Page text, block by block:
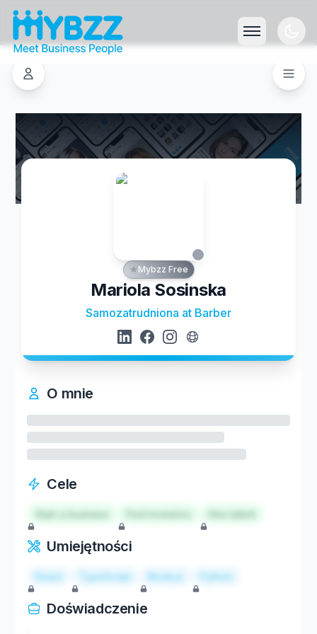
Mybzz Free
Mariola Sosinska
Samozatrudniona at Barber
O mnie
Cele
Start a business Hire talent
Umiejętności
React TypeScript Node.js Python
Doświadczenie